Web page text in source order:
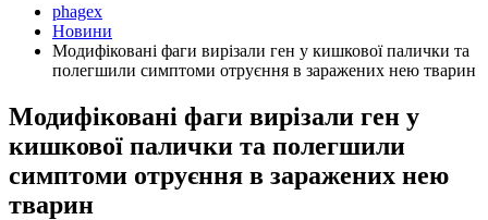
phagex
Новини
Модифіковані фаги вирізали ген у кишкової палички та
полегшили симптоми отруєння в заражених нею тварин
Модифіковані фаги вирізали ген у
кишкової палички та полегшили
симптоми отруєння в заражених нею
тварин